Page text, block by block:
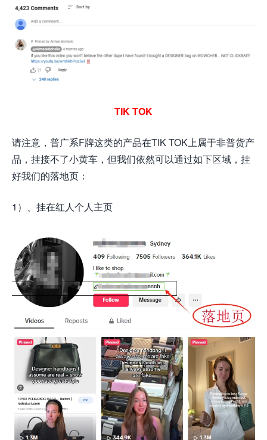
TIK TOK
请注意，普广系F牌这类的产品在TIK TOK上属于非普货产
品，挂接不了小黄车，但我们依然可以通过如下区域，挂
好我们的落地页：
1）、挂在红人个人主页